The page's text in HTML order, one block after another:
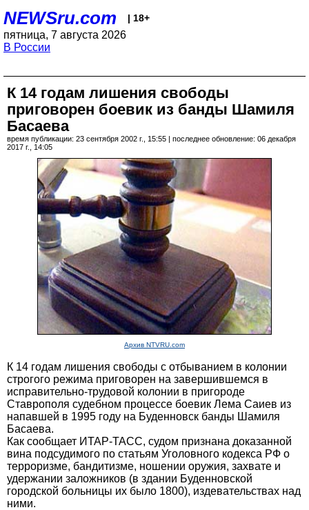
NEWSru.com | 18+
пятница, 7 августа 2026
В России
К 14 годам лишения свободы
приговорен боевик из банды Шамиля
Басаева
время публикации: 23 сентября 2002 г., 15:55 | последнее обновление: 06 декабря
2017 г., 14:05
Архив NTVRU.com
К 14 годам лишения свободы с отбыванием в колонии
строгого режима приговорен на завершившемся в
исправительно-трудовой колонии в пригороде
Ставрополя судебном процессе боевик Лема Саиев из
напавшей в 1995 году на Буденновск банды Шамиля
Басаева.
Как сообщает ИТАР-ТАСС, судом признана доказанной
вина подсудимого по статьям Уголовного кодекса РФ о
терроризме, бандитизме, ношении оружия, захвате и
удержании заложников (в здании Буденновской
городской больницы их было 1800), издевательствах над
ними.